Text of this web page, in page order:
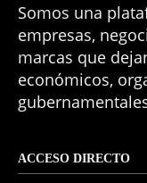
Somos una
empresas,
marcas que
económicos,
ACCESO DIRECTO